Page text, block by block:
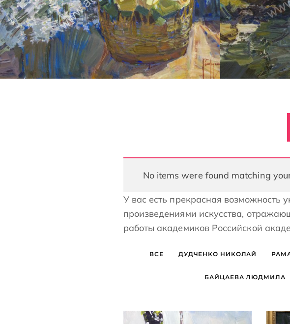
No items were found matching
У вас есть прекрасная возможность
произведениями искусства,
работы академиков Российской
ВСЕ ДУДЧЕНКО НИКОЛАЙ
БАЙЦАЕВА ЛЮДМИЛА